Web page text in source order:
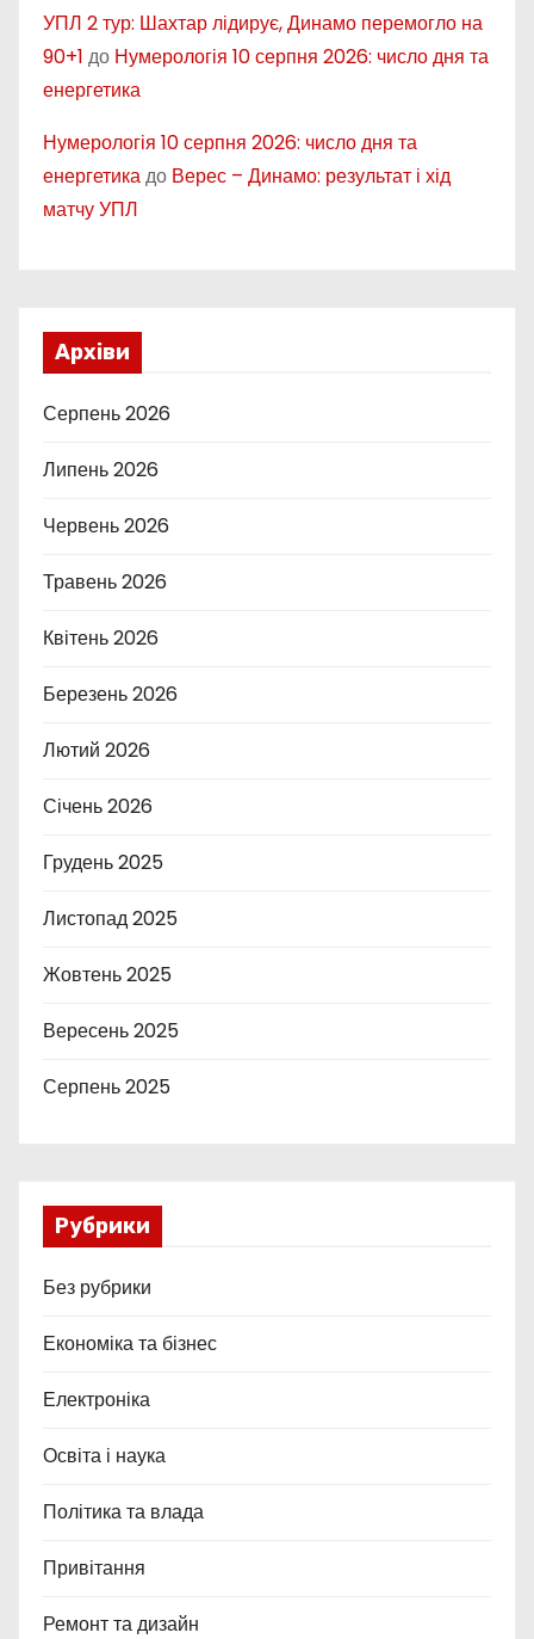
УПЛ 2 тур: Шахтар лідирує, Динамо перемогло на
90+1 до Нумерологія 10 серпня 2026: число дня та
енергетика
Нумерологія 10 серпня 2026: число дня та
енергетикадо Верес – Динамо: результат і хід
матчу УПЛ
Архіви
Серпень 2026
Липень 2026
Червень 2026
Травень 2026
Квітень 2026
Березень 2026
Лютий 2026
Січень 2026
Грудень 2025
Листопад 2025
Жовтень 2025
Вересень 2025
Серпень 2025
Рубрики
Без рубрики
Економіка та бізнес
Електроніка
Освіта і наука
Політика та влада
Привітання
Ремонт та дизайн